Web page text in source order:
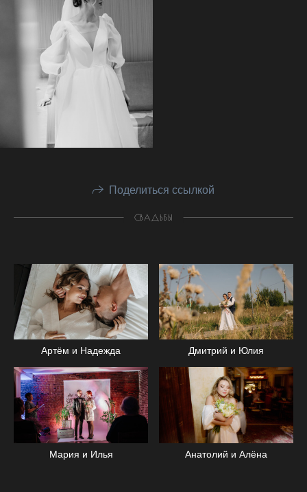
Поделиться ссылкой
СВАДЬБЫ
Артём и Надежда Дмитрий и Юлия
Мария и Илья Анатолий и Алёна